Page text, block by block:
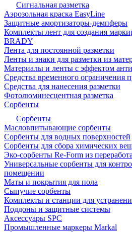
Сигнальная разметка
Аэрозольная краска EasyLine
Защитные амортизаторы-демпферы
Комплекты лент для создания
BRADY
Лента для постоянной разметки
Ленты и знаки для разметки из
Материалы и ленты с эффектом
Средства временного ограничения
Средства для нанесения разметки
Фотолюминесцентная разметка
Сорбенты
Сорбенты
Масловпитывающие сорбенты
Сорбенты для водных поверхностей
Сорбенты для сбора химических
Эко-сорбенты Re-Form из
Универсальные сорбенты для
помещении
Маты и покрытия для пола
Сыпучие сорбенты
Комплекты и станции для
Поддоны и защитные системы
Аксессуары SPC
Промышленные маркеры Markal